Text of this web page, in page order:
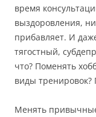
время
выздоровления,
прибавляет. И
тягостный,
что? Поменять
виды
Менять